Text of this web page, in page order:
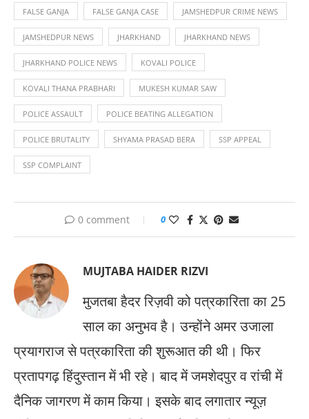
FALSE GANJA FALSE GANJA CASE JAMSHEDPUR CRIME NEWS
JAMSHEDPUR NEWS JHARKHAND JHARKHAND NEWS
JHARKHAND POLICE NEWS KOVALI POLICE
KOVALI THANA PRABHARI MUKESH KUMAR SAW
POLICE ASSAULT POLICE BEATING ALLEGATION
POLICE BRUTALITY SHYAMA PRASAD BERA SSP APPEAL
SSP COMPLAINT
0 comment 0
MUJTABA HAIDER RIZVI
मुजतबा हैदर रिज़वी को पत्रकारिता का 25
साल का अनुभव है। उन्होंने अमर उजाला
प्रयागराज से पत्रकारिता की शुरूआत की थी। फिर
प्रतापगढ़ हिंदुस्तान में भी रहे। बाद में जमशेदपुर व रांची में
दैनिक जागरण में काम किया। इसके बाद लगातार न्यूज़